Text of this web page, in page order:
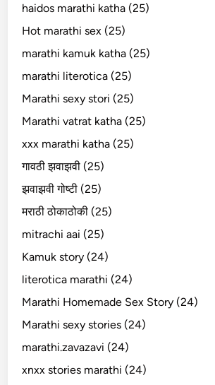
haidos marathi katha (25)
Hot marathi sex (25)
marathi kamuk katha (25)
marathi literotica (25)
Marathi sexy stori (25)
Marathi vatrat katha (25)
xxx marathi katha (25)
गावठी झवाझवी (25)
झवाझवी गोष्टी (25)
मराठी ठोकाठोकी (25)
mitrachi aai (25)
Kamuk story (24)
literotica marathi (24)
Marathi Homemade Sex Story (24)
Marathi sexy stories (24)
marathi.zavazavi (24)
xnxx stories marathi (24)